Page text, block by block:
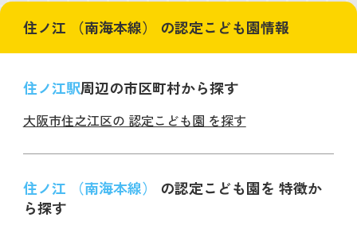
住ノ江 （南海本線） の認定こども園情報
住ノ江駅周辺の市区町村から探す
大阪市住之江区の 認定こども園 を探す
住ノ江 （南海本線） の認定こども園を 特徴か
ら探す